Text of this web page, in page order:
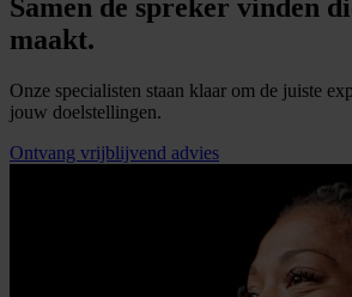
Samen de spreker vinden
maakt.
Onze specialisten staan klaar om de juiste
jouw doelstellingen.
Ontvang vrijblijvend advies